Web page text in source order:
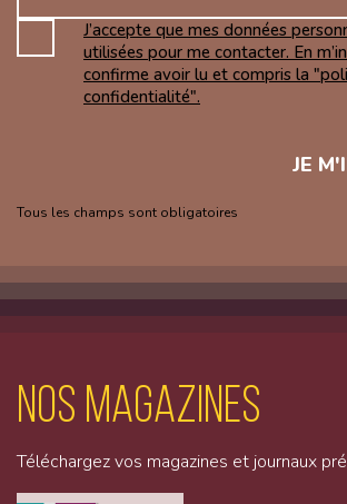
J’accepte que mes données
utilisées pour me contacter. En
confirme avoir lu et compris la
confidentialité".
Tous les champs sont obligatoires
JE
Nos magazines
Téléchargez vos magazines et journaux